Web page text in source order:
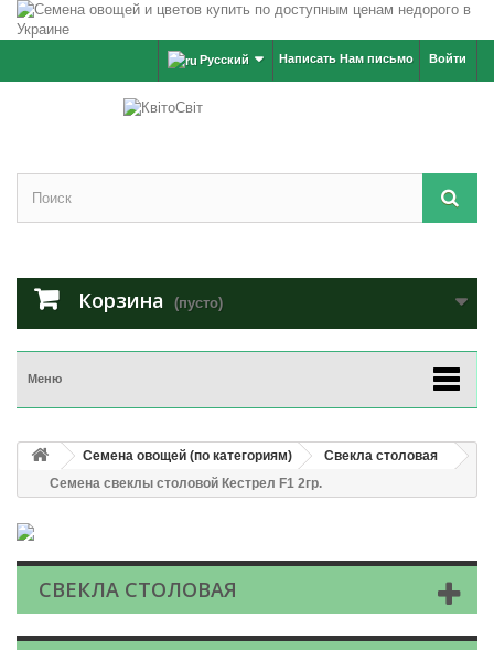
Войти
Написать Нам письмо
Русский
Корзина (пусто)
Меню
Семена овощей (по категориям)
Свекла столовая
Семена свеклы столовой Кестрел F1 2гр.
СВЕКЛА СТОЛОВАЯ